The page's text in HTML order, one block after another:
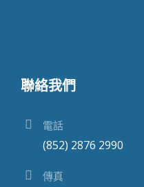
聯絡我們
電話
(852) 2876 2990
傳真